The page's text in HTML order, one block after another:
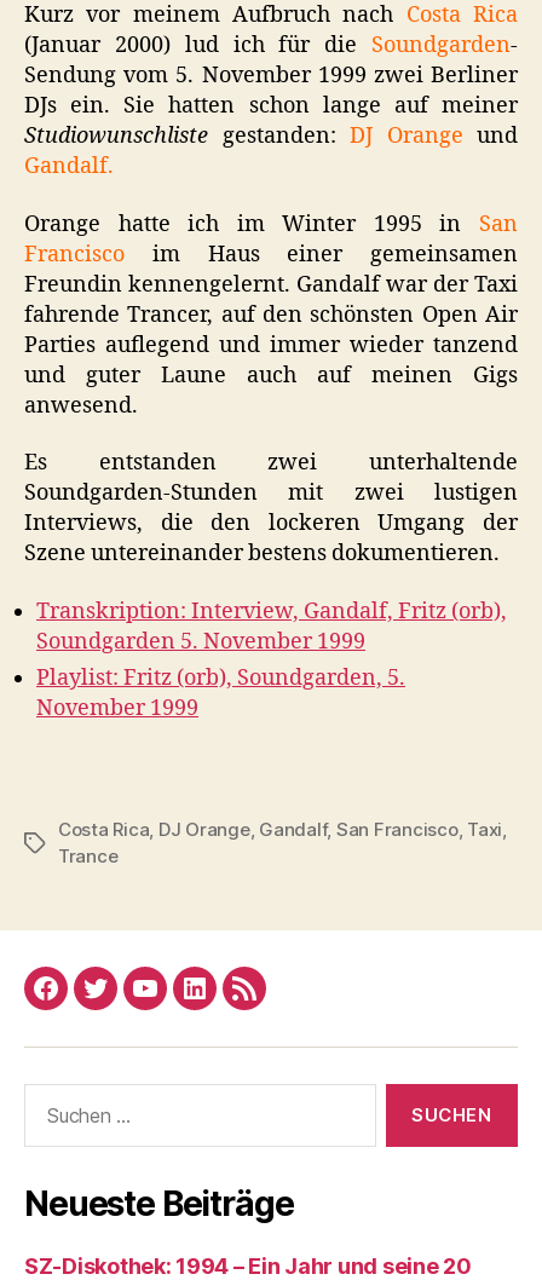
i
o
-
P
l
a
y
e
r
Kurz vor meinem Aufbruch nach Costa Rica
(Januar 2000) lud ich für die Soundgarden-
Sendung vom 5. November 1999 zwei Berliner
DJs ein. Sie hatten schon lange auf meiner
Studiowunschliste gestanden: DJ Orange und
Gandalf.
Orange hatte ich im Winter 1995 in San
Francisco im Haus einer gemeinsamen
Freundin kennengelernt. Gandalf war der Taxi
fahrende Trancer, auf den schönsten Open Air
Parties auflegend und immer wieder tanzend
und guter Laune auch auf meinen Gigs
anwesend.
Es entstanden zwei unterhaltende
Soundgarden-Stunden mit zwei lustigen
Interviews, die den lockeren Umgang der
Szene untereinander bestens dokumentieren.
Transkription: Interview, Gandalf, Fritz (orb),
Soundgarden 5. November 1999
Playlist: Fritz (orb), Soundgarden, 5.
November 1999
Schlagwörter
Costa Rica, DJ Orange, Gandalf, San Francisco, Taxi,
Trance
Facebook
TwitterYouTube
LinkedRSS
nach:
Neueste Beiträge
SZ-Diskothek: 1994 – Ein Jahr und seine 20